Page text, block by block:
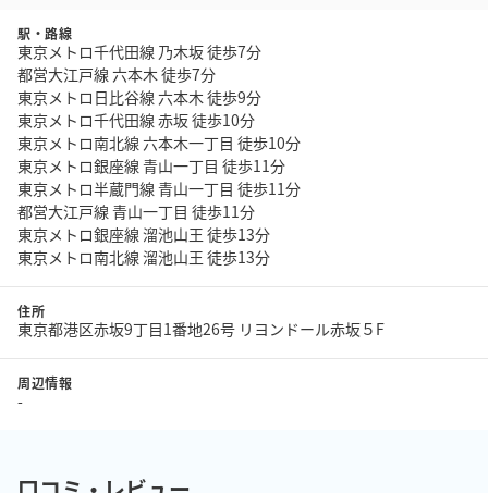
駅・路線
東京メトロ千代田線 乃木坂 徒歩7分
都営大江戸線 六本木 徒歩7分
東京メトロ日比谷線 六本木 徒歩9分
東京メトロ千代田線 赤坂 徒歩10分
東京メトロ南北線 六本木一丁目 徒歩10分
東京メトロ銀座線 青山一丁目 徒歩11分
東京メトロ半蔵門線 青山一丁目 徒歩11分
都営大江戸線 青山一丁目 徒歩11分
東京メトロ銀座線 溜池山王 徒歩13分
東京メトロ南北線 溜池山王 徒歩13分
住所
東京都港区赤坂9丁目1番地26号 リヨンドール赤坂５F
周辺情報
-